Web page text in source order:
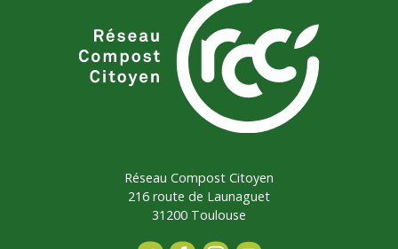
Réseau Compost Citoyen
216 route de Launaguet
31200 Toulouse